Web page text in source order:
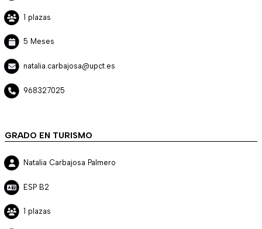
1 plazas
5 Meses
natalia.carbajosa@upct.es
968327025
GRADO EN TURISMO
Natalia Carbajosa Palmero
ESP B2
1 plazas